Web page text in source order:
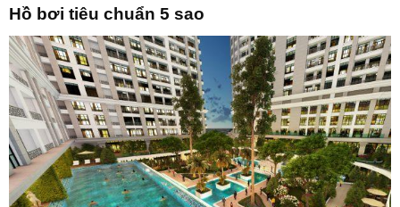
Hồ bơi tiêu chuẩn 5 sao